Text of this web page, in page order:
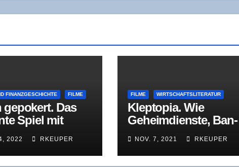
FINANZGESCHICHTE FILME
gepo­kert. Das
Spiel mit
2022 RKEUPER
FILME WIRTSCHAFTSLITERATUR
Klep­top­ia. Wie
Geheim­diens­te, Ban­
schmut­zi­gem Geld die
Welt erobern
NOV. 7, 2021 RKEUPER